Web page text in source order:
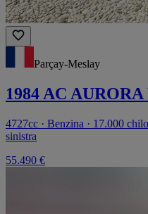
Parçay-Meslay
1984 AC
4727cc · Benzina · 17.000
sinistra
55.490 €